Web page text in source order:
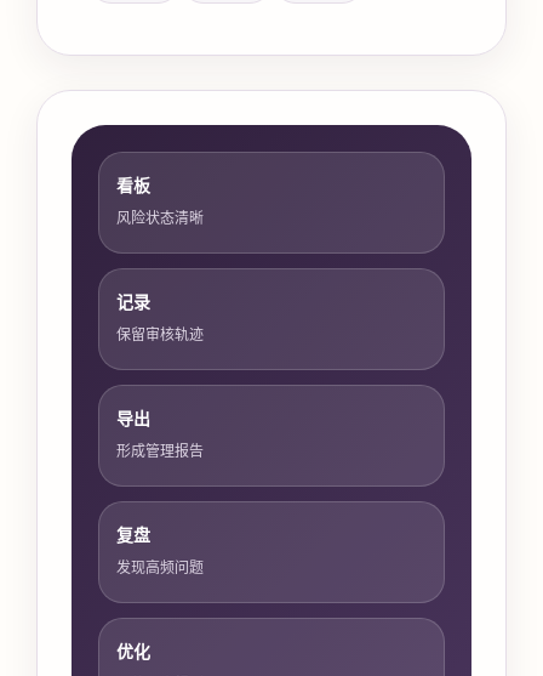
看板
风险状态清晰
记录
保留审核轨迹
导出
形成管理报告
复盘
发现高频问题
优化